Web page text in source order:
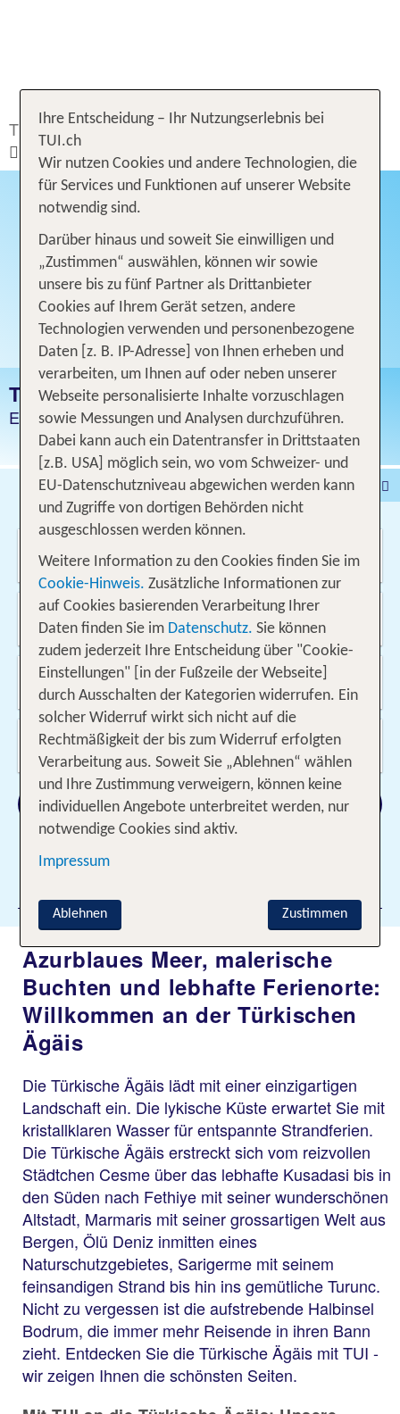
TUI.ch Ferien buchen Ferien
Türkei
Türkische Ägäis
TÜRKISCHE ÄGÄIS
Einzigartige Landschaft
Pauschalferien
Hotel
Städtereisen
% DEALS
Ferienhaus
Kreuzfahrten
Fahrzeuge Ausflüge
Von wo?
Schweiz
Wann & wie lange?
10.08.2026 - 25.05.2027, 1 Woche
Wer reist mit?
2 Erwachsene
Suchen
Azurblaues Meer, malerische
Buchten und lebhafte Ferienorte:
Willkommen an der Türkischen
Ägäis
Die Türkische Ägäis lädt mit einer einzigartigen
Landschaft ein. Die lykische Küste erwartet Sie mit
kristallklaren Wasser für entspannte Strandferien.
Die Türkische Ägäis erstreckt sich vom reizvollen
Städtchen Cesme über das lebhafte Kusadasi bis in
den Süden nach Fethiye mit seiner wunderschönen
Altstadt, Marmaris mit seiner grossartigen Welt aus
Bergen, Ölü Deniz inmitten eines
Naturschutzgebietes, Sarigerme mit seinem
feinsandigen Strand bis hin ins gemütliche Turunc.
Nicht zu vergessen ist die aufstrebende Halbinsel
Bodrum, die immer mehr Reisende in ihren Bann
zieht. Entdecken Sie die Türkische Ägäis mit TUI -
wir zeigen Ihnen die schönsten Seiten.
Ihre Entscheidung – Ihr Nutzungserlebnis bei
TUI.ch
Wir nutzen Cookies und andere Technologien, die
für Services und Funktionen auf unserer Website
notwendig sind.
Darüber hinaus und soweit Sie einwilligen und
„Zustimmen“ auswählen, können wir sowie
unsere bis zu fünf Partner als Drittanbieter
Cookies auf Ihrem Gerät setzen, andere
Technologien verwenden und personenbezogene
Daten [z. B. IP-Adresse] von Ihnen erheben und
verarbeiten, um Ihnen auf oder neben unserer
Webseite personalisierte Inhalte vorzuschlagen
sowie Messungen und Analysen durchzuführen.
Dabei kann auch ein Datentransfer in Drittstaaten
[z.B. USA] möglich sein, wo vom Schweizer- und
EU-Datenschutzniveau abgewichen werden kann
und Zugriffe von dortigen Behörden nicht
ausgeschlossen werden können.
Weitere Information zu den Cookies finden Sie im
Cookie-Hinweis. Zusätzliche Informationen zur
auf Cookies basierenden Verarbeitung Ihrer
Daten finden Sie im Datenschutz. Sie können
zudem jederzeit Ihre Entscheidung über "Cookie-
Einstellungen" [in der Fußzeile der Webseite]
durch Ausschalten der Kategorien widerrufen. Ein
solcher Widerruf wirkt sich nicht auf die
Rechtmäßigkeit der bis zum Widerruf erfolgten
Verarbeitung aus. Soweit Sie „Ablehnen“ wählen
und Ihre Zustimmung verweigern, können keine
individuellen Angebote unterbreitet werden, nur
notwendige Cookies sind aktiv.
Impressum
Zustimmen
Ablehnen